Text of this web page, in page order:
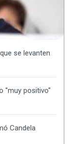
se levanten
"muy positivo"
Candela